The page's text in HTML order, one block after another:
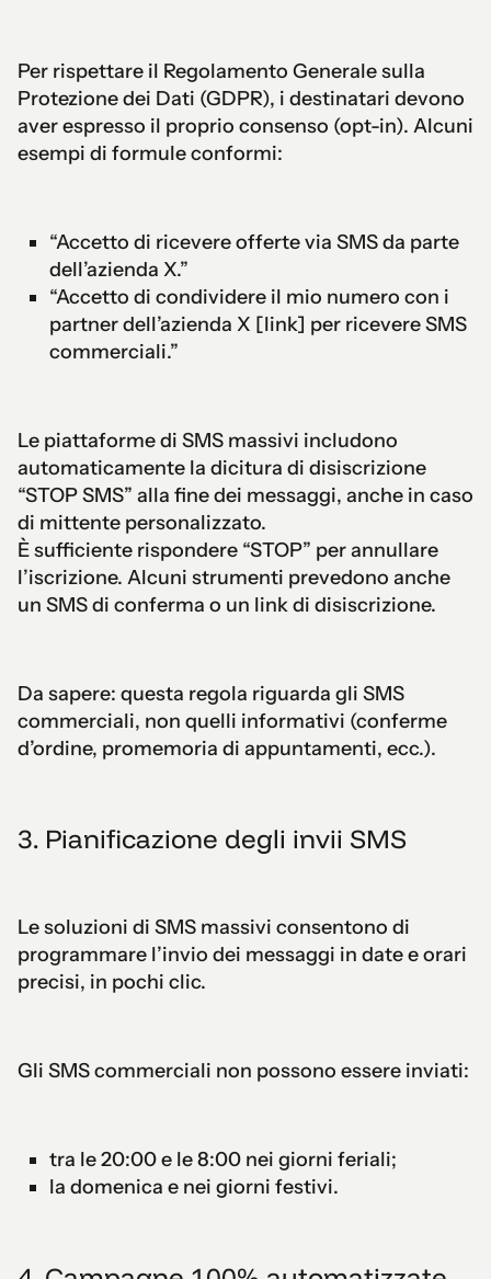
Per rispettare il Regolamento Generale sulla
Protezione dei Dati (GDPR), i destinatari devono
aver espresso il proprio consenso (opt-in). Alcuni
esempi di formule conformi:
“Accetto di ricevere offerte via SMS da parte
dell’azienda X.”
“Accetto di condividere il mio numero con i
partner dell’azienda X [link] per ricevere SMS
commerciali.”
Le piattaforme di SMS massivi includono
automaticamente la dicitura di disiscrizione
“STOP SMS” alla fine dei messaggi, anche in caso
di mittente personalizzato.
È sufficiente rispondere “STOP” per annullare
l’iscrizione. Alcuni strumenti prevedono anche
un SMS di conferma o un link di disiscrizione.
Da sapere: questa regola riguarda gli SMS
commerciali, non quelli informativi (conferme
d’ordine, promemoria di appuntamenti, ecc.).
3. Pianificazione degli invii SMS
Le soluzioni di SMS massivi consentono di
programmare l’invio dei messaggi in date e orari
precisi, in pochi clic.
Gli SMS commerciali non possono essere inviati:
tra le 20:00 e le 8:00 nei giorni feriali;
la domenica e nei giorni festivi.